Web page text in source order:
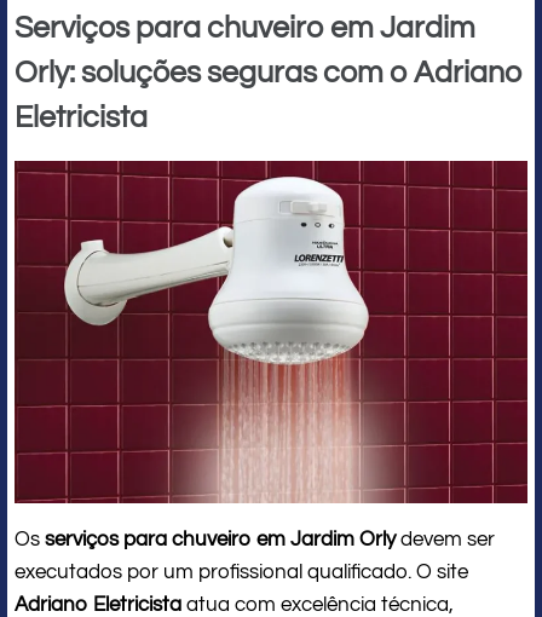
Serviços para chuveiro em Jardim
Orly: soluções seguras com o Adriano
Eletricista
Os serviços para chuveiro em Jardim Orlydevem ser
executados por um profissional qualificado. O site
Adriano Eletricista atua com excelência técnica,